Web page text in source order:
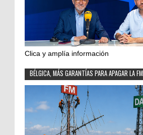
Clica y amplía información
BÉLGICA, MÁS GARANTÍAS PARA APAGAR LA FM